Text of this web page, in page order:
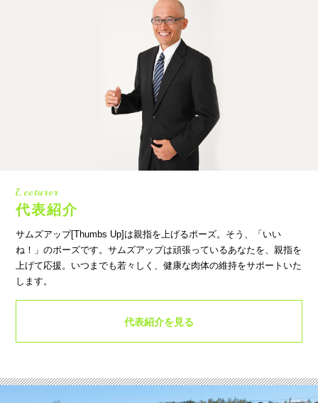
Lecturer
代表紹介
サムズアップ[Thumbs Up]は親指を上げるポーズ。そう、「いい
ね！」のポーズです。サムズアップは頑張っているあなたを、親指を
上げて応援。いつまでも若々しく、健康な肉体の維持をサポートいた
します。
代表紹介を見る